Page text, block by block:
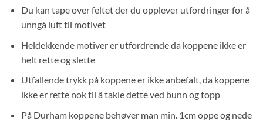
Du kan tape over feltet der du opplever utfordringer for å
unngå luft til motivet
Heldekkende motiver er utfordrende da koppene ikke er
helt rette og slette
Utfallende trykk på koppene er ikke anbefalt, da koppene
ikke er rette nok til å takle dette ved bunn og topp
På Durham koppene behøver man min. 1cm oppe og nede